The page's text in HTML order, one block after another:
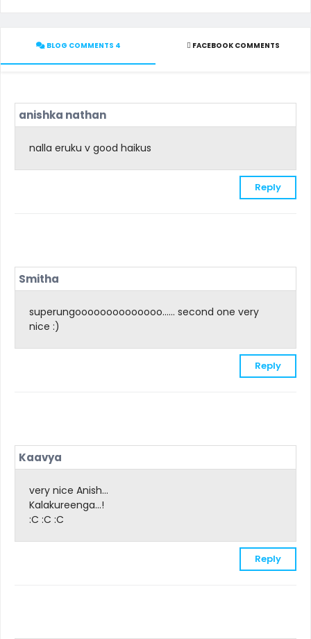
BLOG COMMENTS 4 FACEBOOK COMMENTS
anishka nathan
nalla eruku v good haikus
Reply
Smitha
superungoooooooooooooo...... second one very
nice :)
Reply
Kaavya
very nice Anish...
Kalakureenga...!
:C :C :C
Reply